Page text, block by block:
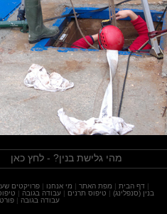
מהי גלישת בנין? - לחץ כאן
| דף הבית | מפת האתר | מי אנחנו | פרויקטים
בנין (סנפלינג) | טיפוס תרנים | עבודה בגובה |
עבודה בגובה |